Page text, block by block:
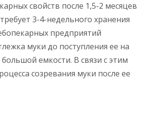
свойств после 1,5-2 месяцев
3-4-недельного хранения
предприятий
муки до поступления ее на
емкости. В связи с этим
созревания муки после ее